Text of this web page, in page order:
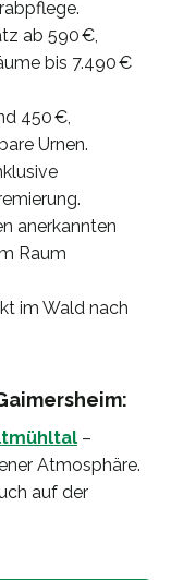
ab 590 €,
bis 7.490 €
450 €,
Urnen.
anerkannten
Raum
im Wald nach
–
Atmosphäre.
auf der